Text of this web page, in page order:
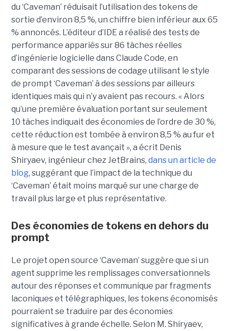
du ‘Caveman’ réduisait l’utilisation des tokens de
sortie d’environ 8,5 %, un chiffre bien inférieur aux 65
% annoncés. L’éditeur d’IDE a réalisé des tests de
performance appariés sur 86 tâches réelles
d’ingénierie logicielle dans Claude Code, en
comparant des sessions de codage utilisant le style
de prompt ‘Caveman’ à des sessions par ailleurs
identiques mais qui n’y avaient pas recours. « Alors
qu’une première évaluation portant sur seulement
10 tâches indiquait des économies de l’ordre de 30 %,
cette réduction est tombée à environ 8,5 % au fur et
à mesure que le test avançait », a écrit Denis
Shiryaev, ingénieur chez JetBrains, dans un article de
blog, suggérant que l’impact de la technique du
‘Caveman’ était moins marqué sur une charge de
travail plus large et plus représentative.
Des économies de tokens en dehors du
prompt
Le projet open source ‘Caveman’ suggère que si un
agent supprime les remplissages conversationnels
autour des réponses et communique par fragments
laconiques et télégraphiques, les tokens économisés
pourraient se traduire par des économies
significatives à grande échelle. Selon M. Shiryaev,